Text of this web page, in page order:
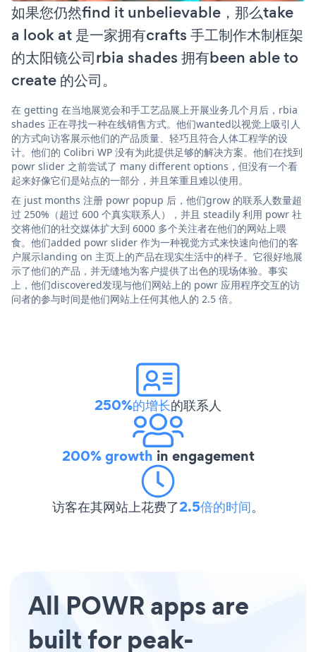
如果您仍然find it unbelievable，那么take
a look at 是一家拥有crafts 手工制作木制框架
的太阳镜公司rbia shades 拥有been able to
create 的公司。
在 getting 在当地展览会和手工艺品展上开展业务几个月后，rbia
shades 正在寻找一种在线销售方式。他们wanted以视觉上吸引人
的方式向访客展示他们的产品质量、轻巧且符合人体工程学的设
计。他们的 Colibri WP 没有为此提供足够的解决方案。他们在找到
powr slider 之前尝试了 many different options，但没有一个看
起来好像它们是站点的一部分，并且笨重且难以使用。
在 just months 注册 powr popup 后，他们grow 的联系人数量超
过 250%（超过 600 个真实联系人），并且 steadily 利用 powr 社
交将他们的社交媒体扩大到 6000 多个关注者在他们的网站上喂
食。他们added powr slider 作为一种视觉方式来快速向他们的客
户展示landing on 主页上的产品在现实生活中的样子。它很好地展
示了他们的产品，并无缝地为客户提供了出色的现场体验。事实
上，他们discovered发现与他们网站上的 powr 应用程序交互的访
问者的参与时间是他们网站上任何其他人的 2.5 倍。
250%的增长的联系人
200% growth in engagement
访客在其网站上花费了2.5倍的时间。
All POWR apps are
built for peak-